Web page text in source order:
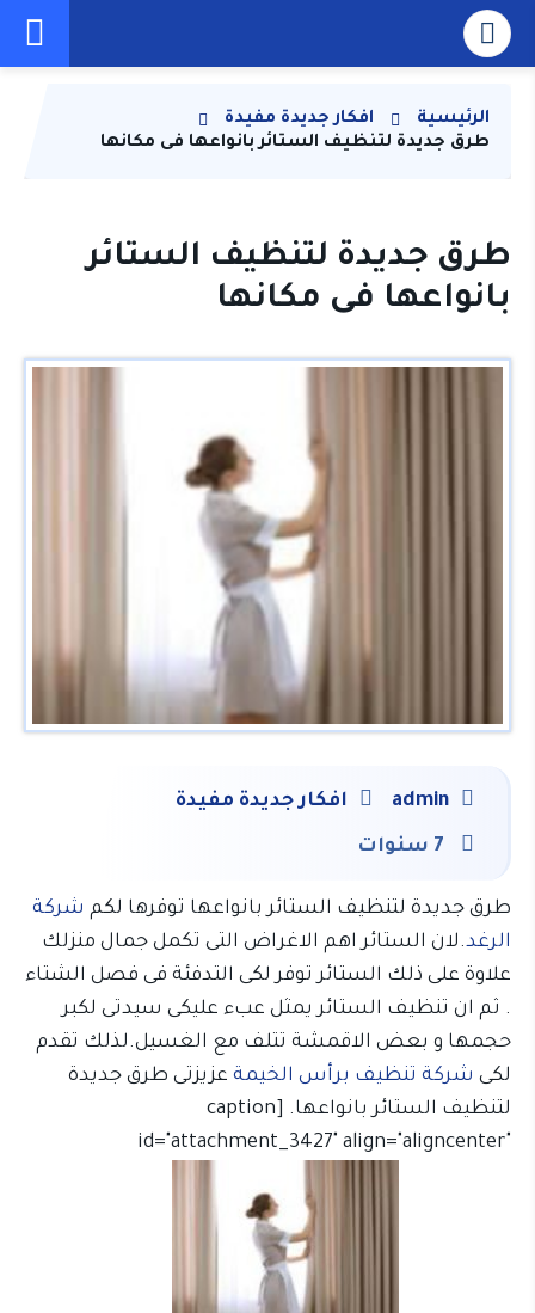
الرئيسية
افكار جديدة مفيدة
طرق جديدة لتنظيف الستائر بانواعها فى مكانها
طرق جديدة لتنظيف الستائر
بانواعها فى مكانها
admin افكار جديدة مفيدة
طرق جديدة لتنظيف الستائر بانواعها توفرها لكم شركة
الرغد.لان الستائر اهم الاغراض التى تكمل جمال منزلك
علاوة على ذلك الستائر توفر لكى التدفئة فى فصل الشتاء
. ثم ان تنظيف الستائر يمثل عبء عليكى سيدتى لكبر
حجمها و بعض الاقمشة تتلف مع الغسيل.لذلك تقدم
لكى شركة تنظيف برأس الخيمة عزيزتى طرق جديدة
لتنظيف الستائر بانواعها. [caption
id="attachment_3427" align="aligncenter"